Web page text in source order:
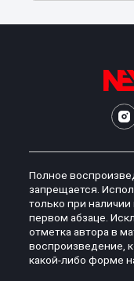
Полное
запрещается.
только при
первом абзаце.
отметка автора в
воспроизведение,
какой-либо форме